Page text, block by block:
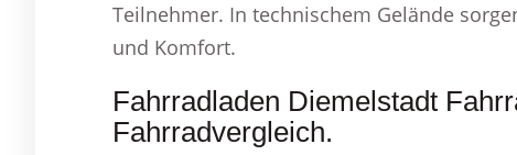
Teilnehmer. In technischem Gelände
und Komfort.
Fahrradladen Diemelstadt
Fahrradvergleich.